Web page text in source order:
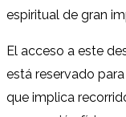
espiritual de gran
El acceso a este
está reservado
que implica